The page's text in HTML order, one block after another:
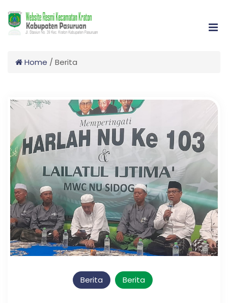
Home / Berita
Berita Berita